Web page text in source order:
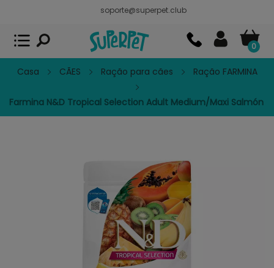
soporte@superpet.club
0
Casa CÃES Ração para cães Ração FARMINA
Farmina N&D Tropical Selection Adult Medium/Maxi Salmón
Superpet, comida para mascotas
APP GRATIS - En Google Play